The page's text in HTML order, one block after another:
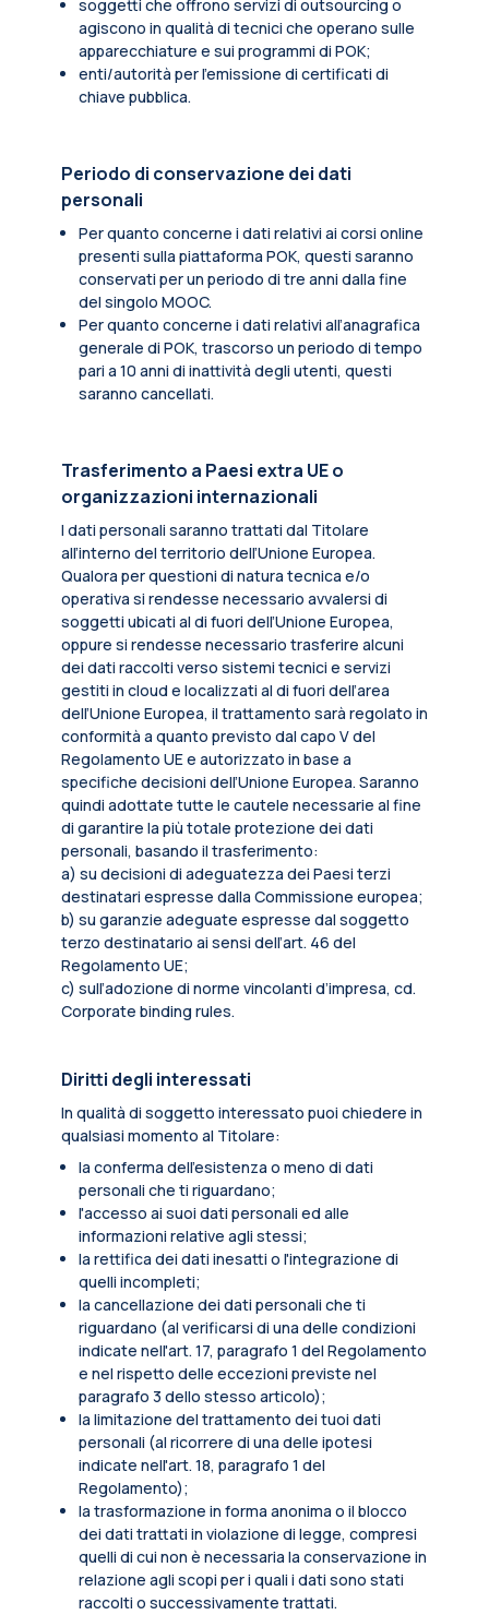
soggetti che offrono servizi di outsourcing o
agiscono in qualità di tecnici che operano sulle
apparecchiature e sui programmi di POK;
enti/autorità per l'emissione di certificati di
chiave pubblica.
Periodo di conservazione dei dati
personali
Per quanto concerne i dati relativi ai corsi online
presenti sulla piattaforma POK, questi saranno
conservati per un periodo di tre anni dalla fine
del singolo MOOC.
Per quanto concerne i dati relativi all’anagrafica
generale di POK, trascorso un periodo di tempo
pari a 10 anni di inattività degli utenti, questi
saranno cancellati.
Trasferimento a Paesi extra UE o
organizzazioni internazionali
I dati personali saranno trattati dal Titolare
all’interno del territorio dell’Unione Europea.
Qualora per questioni di natura tecnica e/o
operativa si rendesse necessario avvalersi di
soggetti ubicati al di fuori dell’Unione Europea,
oppure si rendesse necessario trasferire alcuni
dei dati raccolti verso sistemi tecnici e servizi
gestiti in cloud e localizzati al di fuori dell’area
dell’Unione Europea, il trattamento sarà regolato in
conformità a quanto previsto dal capo V del
Regolamento UE e autorizzato in base a
specifiche decisioni dell’Unione Europea. Saranno
quindi adottate tutte le cautele necessarie al fine
di garantire la più totale protezione dei dati
personali, basando il trasferimento:
a) su decisioni di adeguatezza dei Paesi terzi
destinatari espresse dalla Commissione europea;
b) su garanzie adeguate espresse dal soggetto
terzo destinatario ai sensi dell’art. 46 del
Regolamento UE;
c) sull’adozione di norme vincolanti d’impresa, cd.
Corporate binding rules.
Diritti degli interessati
In qualità di soggetto interessato puoi chiedere in
qualsiasi momento al Titolare:
la conferma dell’esistenza o meno di dati
personali che ti riguardano;
l'accesso ai suoi dati personali ed alle
informazioni relative agli stessi;
la rettifica dei dati inesatti o l'integrazione di
quelli incompleti;
la cancellazione dei dati personali che ti
riguardano (al verificarsi di una delle condizioni
indicate nell'art. 17, paragrafo 1 del Regolamento
e nel rispetto delle eccezioni previste nel
paragrafo 3 dello stesso articolo);
la limitazione del trattamento dei tuoi dati
personali (al ricorrere di una delle ipotesi
indicate nell'art. 18, paragrafo 1 del
Regolamento);
la trasformazione in forma anonima o il blocco
dei dati trattati in violazione di legge, compresi
quelli di cui non è necessaria la conservazione in
relazione agli scopi per i quali i dati sono stati
raccolti o successivamente trattati.